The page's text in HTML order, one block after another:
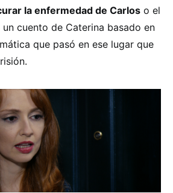
la enfermedad de Carlos o el
cuento de Caterina basado en
que pasó en ese lugar que